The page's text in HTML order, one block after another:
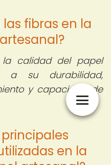
fibras en la
calidad del papel
a su durabilidad,
y capacidad de
en la